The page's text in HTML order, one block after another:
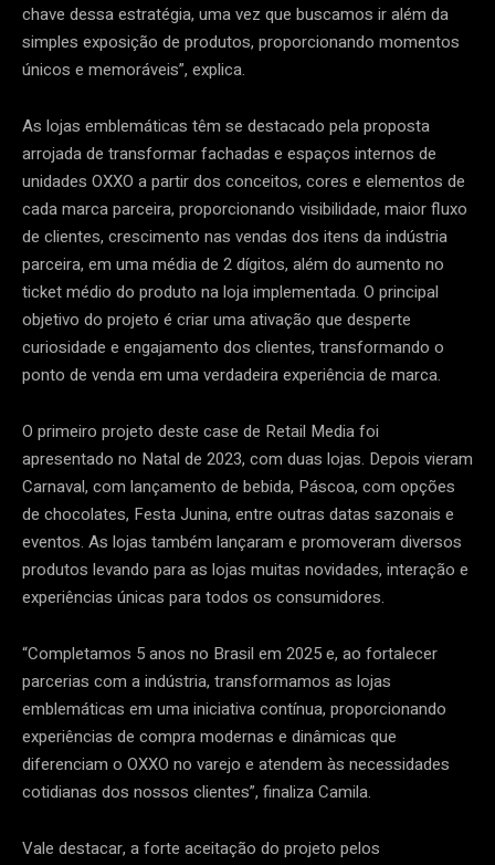
chave dessa estratégia, uma vez que buscamos ir além da
simples exposição de produtos, proporcionando momentos
únicos e memoráveis”, explica.
As lojas emblemáticas têm se destacado pela proposta
arrojada de transformar fachadas e espaços internos de
unidades OXXO a partir dos conceitos, cores e elementos de
cada marca parceira, proporcionando visibilidade, maior fluxo
de clientes, crescimento nas vendas dos itens da indústria
parceira, em uma média de 2 dígitos, além do aumento no
ticket médio do produto na loja implementada. O principal
objetivo do projeto é criar uma ativação que desperte
curiosidade e engajamento dos clientes, transformando o
ponto de venda em uma verdadeira experiência de marca.
O primeiro projeto deste case de Retail Media foi
apresentado no Natal de 2023, com duas lojas. Depois vieram
Carnaval, com lançamento de bebida, Páscoa, com opções
de chocolates, Festa Junina, entre outras datas sazonais e
eventos. As lojas também lançaram e promoveram diversos
produtos levando para as lojas muitas novidades, interação e
experiências únicas para todos os consumidores.
“Completamos 5 anos no Brasil em 2025 e, ao fortalecer
parcerias com a indústria, transformamos as lojas
emblemáticas em uma iniciativa contínua, proporcionando
experiências de compra modernas e dinâmicas que
diferenciam o OXXO no varejo e atendem às necessidades
cotidianas dos nossos clientes”, finaliza Camila.
Vale destacar, a forte aceitação do projeto pelos